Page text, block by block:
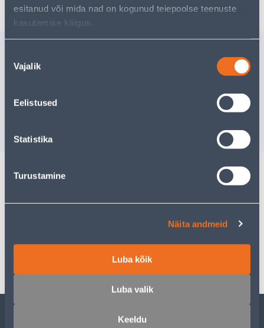
esitanud või mida nad on kogunud teiepoolse teenuste
kasutamise käigus.
valik
Vajalik
Eelistused
Statistika
Turustamine
Näita andmeid
Luba kõik
Luba valik
Keeldu
Tarne pole